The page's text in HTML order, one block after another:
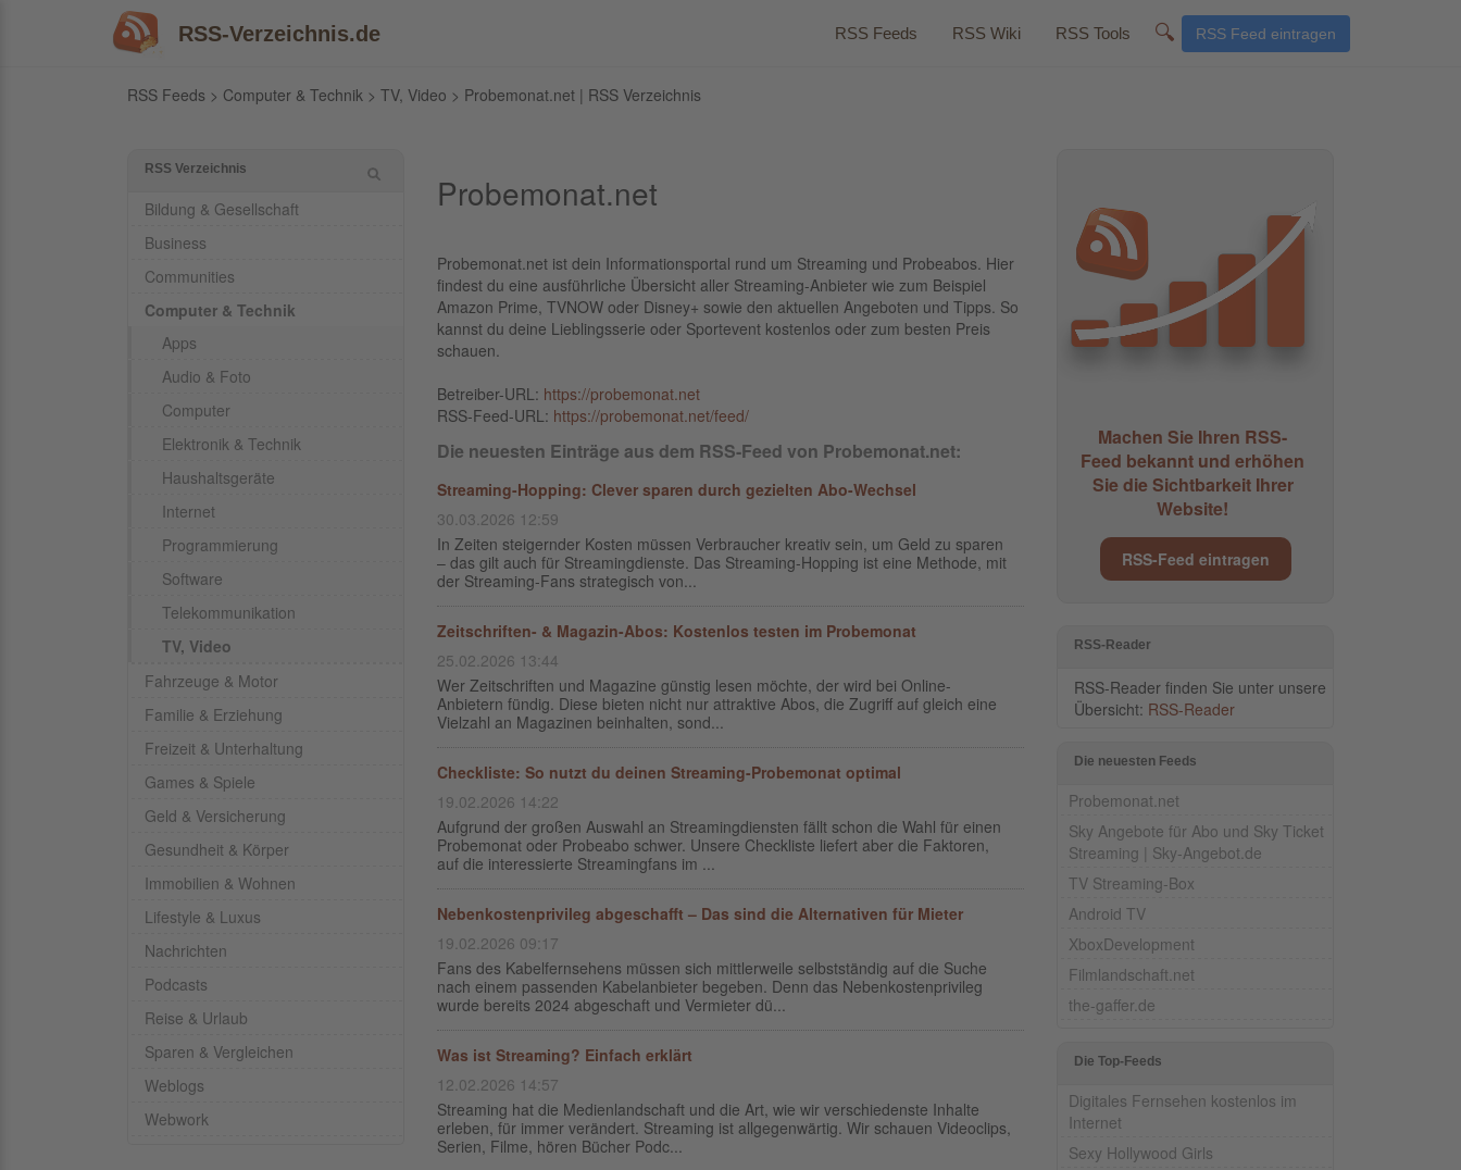
RSS-Verzeichnis.de RSS Feeds RSS Wiki RSS Tools 🔍 RSS Feed eintragen
RSS Feeds > Computer & Technik > TV, Video > Probemonat.net | RSS Verzeichnis
RSS Verzeichnis
Bildung & Gesellschaft
Business
Communities
Computer & Technik
Apps
Audio & Foto
Computer
Elektronik & Technik
Haushaltsgeräte
Internet
Programmierung
Software
Telekommunikation
TV, Video
Fahrzeuge & Motor
Familie & Erziehung
Freizeit & Unterhaltung
Games & Spiele
Geld & Versicherung
Gesundheit & Körper
Immobilien & Wohnen
Lifestyle & Luxus
Nachrichten
Podcasts
Reise & Urlaub
Sparen & Vergleichen
Weblogs
Webwork
Probemonat.net
Probemonat.net ist dein Informationsportal rund um Streaming und Probeabos. Hier
findest du eine ausführliche Übersicht aller Streaming-Anbieter wie zum Beispiel
Amazon Prime, TVNOW oder Disney+ sowie den aktuellen Angeboten und Tipps. So
kannst du deine Lieblingsserie oder Sportevent kostenlos oder zum besten Preis
schauen.
Betreiber-URL: https://probemonat.net
RSS-Feed-URL: https://probemonat.net/feed/
Die neuesten Einträge aus dem RSS-Feed von Probemonat.net:
Streaming-Hopping: Clever sparen durch gezielten Abo-Wechsel
30.03.2026 12:59
In Zeiten steigernder Kosten müssen Verbraucher kreativ sein, um Geld zu sparen
– das gilt auch für Streamingdienste. Das Streaming-Hopping ist eine Methode, mit
der Streaming-Fans strategisch von...
Zeitschriften- & Magazin-Abos: Kostenlos testen im Probemonat
25.02.2026 13:44
Wer Zeitschriften und Magazine günstig lesen möchte, der wird bei Online-
Anbietern fündig. Diese bieten nicht nur attraktive Abos, die Zugriff auf gleich eine
Vielzahl an Magazinen beinhalten, sond...
Checkliste: So nutzt du deinen Streaming-Probemonat optimal
19.02.2026 14:22
Aufgrund der großen Auswahl an Streamingdiensten fällt schon die Wahl für einen
Probemonat oder Probeabo schwer. Unsere Checkliste liefert aber die Faktoren,
auf die interessierte Streamingfans im ...
Nebenkostenprivileg abgeschafft – Das sind die Alternativen für Mieter
19.02.2026 09:17
Fans des Kabelfernsehens müssen sich mittlerweile selbstständig auf die Suche
nach einem passenden Kabelanbieter begeben. Denn das Nebenkostenprivileg
wurde bereits 2024 abgeschaft und Vermieter dü...
Was ist Streaming? Einfach erklärt
12.02.2026 14:57
Streaming hat die Medienlandschaft und die Art, wie wir verschiedenste Inhalte
erleben, für immer verändert. Streaming ist allgegenwärtig. Wir schauen Videoclips,
Serien, Filme, hören Bücher Podc...
Machen Sie Ihren RSS-
Feed bekannt und erhöhen
Sie die Sichtbarkeit Ihrer
Website!
RSS-Feed eintragen
RSS-Reader
RSS-Reader finden Sie unter unsere
Übersicht: RSS-Reader
Die neuesten Feeds
Probemonat.net
Sky Angebote für Abo und Sky Ticket
Streaming | Sky-Angebot.de
TV Streaming-Box
Android TV
XboxDevelopment
Filmlandschaft.net
the-gaffer.de
Die Top-Feeds
Digitales Fernsehen kostenlos im
Internet
Sexy Hollywood Girls